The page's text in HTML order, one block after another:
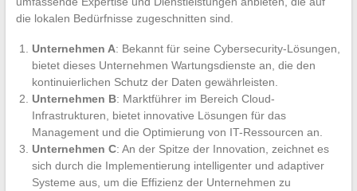
die lokalen Bedürfnisse zugeschnitten sind.
Unternehmen A: Bekannt für seine Cybersecurity-Lösungen,
bietet dieses Unternehmen Wartungsdienste an, die den
kontinuierlichen Schutz der Daten gewährleisten.
Unternehmen B: Marktführer im Bereich Cloud-
Infrastrukturen, bietet innovative Lösungen für das
Management und die Optimierung von IT-Ressourcen an.
Unternehmen C: An der Spitze der Innovation, zeichnet es
sich durch die Implementierung intelligenter und adaptiver
Systeme aus, um die Effizienz der Unternehmen zu